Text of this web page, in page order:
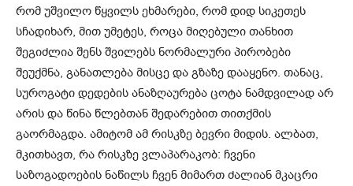
რომ უშვილო წყვილს ეხმარები, რომ დიდ სიკეთეს
სჩადიხარ, მით უმეტეს, როცა მიღებული თანხით
შეგიძლია შენს შვილებს ნორმალური პირობები
შეუქმნა, განათლება მისცე და გზაზე დააყენო. თანაც,
სუროგატი დედების ანაზღაურება ცოტა ნამდვილად არ
არის და წინა წლებთან შედარებით თითქმის
გაორმაგდა. ამიტომ ამ რისკზე ბევრი მიდის. ალბათ,
მკითხავთ, რა რისკზე ვლაპარაკობ: ჩვენი
საზოგადოების ნაწილს ჩვენ მიმართ ძალიან მკაცრი